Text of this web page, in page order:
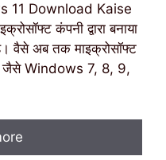
11 Download Kaise
कंपनी द्वारा बनाया
वैसे अब तक माइक्रोसॉफ्ट
जैसे Windows 7, 8, 9,